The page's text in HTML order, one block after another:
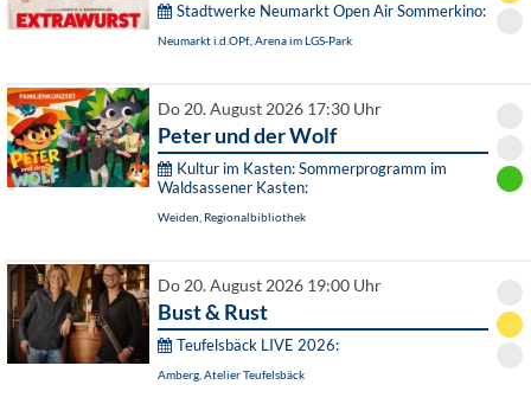
Stadtwerke Neumarkt Open Air Sommerkino:
Neumarkt i.d.OPf., Arena im LGS-Park
Do 20. August 2026 17:30 Uhr
Peter und der Wolf
Kultur im Kasten: Sommerprogramm im
Waldsassener Kasten:
Weiden, Regionalbibliothek
Do 20. August 2026 19:00 Uhr
Bust & Rust
Teufelsbäck LIVE 2026:
Amberg, Atelier Teufelsbäck